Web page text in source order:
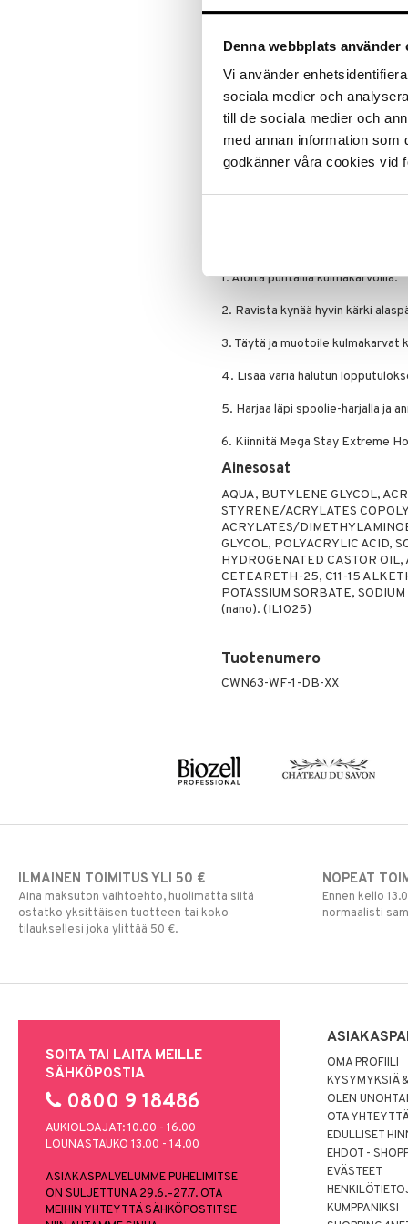
Denna webbplats använder
Vi använder
sociala medier och
till de sociala medier och
med annan information som
godkänner våra cookies vid
Kevyt, kerrostettava koostumus
kulmakarvoihin. Täydellinen
Siksi tulet rakastamaan
Harjaspää tarkkoihin,
Kevyt ja kerrostettava väri
Luonnollinen lopputulos
Korosta kulmakarvojasi tarkasti
1. Aloita puhtailla kulmakarvoilla.
2. Ravista kynää hyvin kärki
3. Täytä ja muotoile kulmakarvat
4. Lisää väriä halutun
5. Harjaa läpi spoolie-harjalla ja
6. Kiinnitä Mega Stay Extreme
Ainesosat
AQUA, BUTYLENE GLYCOL,
STYRENE/ACRYLATES
ACRYLATES/
GLYCOL, POLYACRYLIC ACID,
HYDROGENATED CASTOR
CETEARETH-25, C11-15
POTASSIUM SORBATE,
(nano). (IL1025)
Tuotenumero
CWN63-WF-1-DB-XX
ILMAINEN TOIMITUS YLI 50 €
Aina maksuton vaihtoehto, huolimatta siitä
ostatko yksittäisen tuotteen tai koko
tilauksellesi joka ylittää 50 €.
NOPEAT
Ennen kello
normaalisti
SOITA TAI LAITA MEILLE
SÄHKÖPOSTIA
0800 9 18486
AUKIOLOAJAT: 10.00 - 16.00
LOUNASTAUKO 13.00 - 14.00
ASIAKASPALVELUMME PUHELIMITSE
ON SULJETTUNA 29.6.–27.7. OTA
MEIHIN YHTEYTTÄ SÄHKÖPOSTITSE
OMA PROFIILI
KYSYMYKSIÄ
OLEN
OTA
EDULLISET
EHDOT -
EVÄSTEET
KUMPPANIKSI